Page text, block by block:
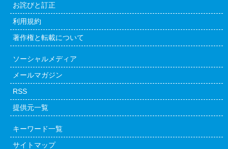
お詫びと訂正
利用規約
著作権と転載について
ソーシャルメディア
メールマガジン
RSS
提供元一覧
キーワード一覧
サイトマップ